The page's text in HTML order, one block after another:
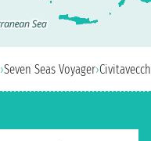
›Seven Seas Voyager›